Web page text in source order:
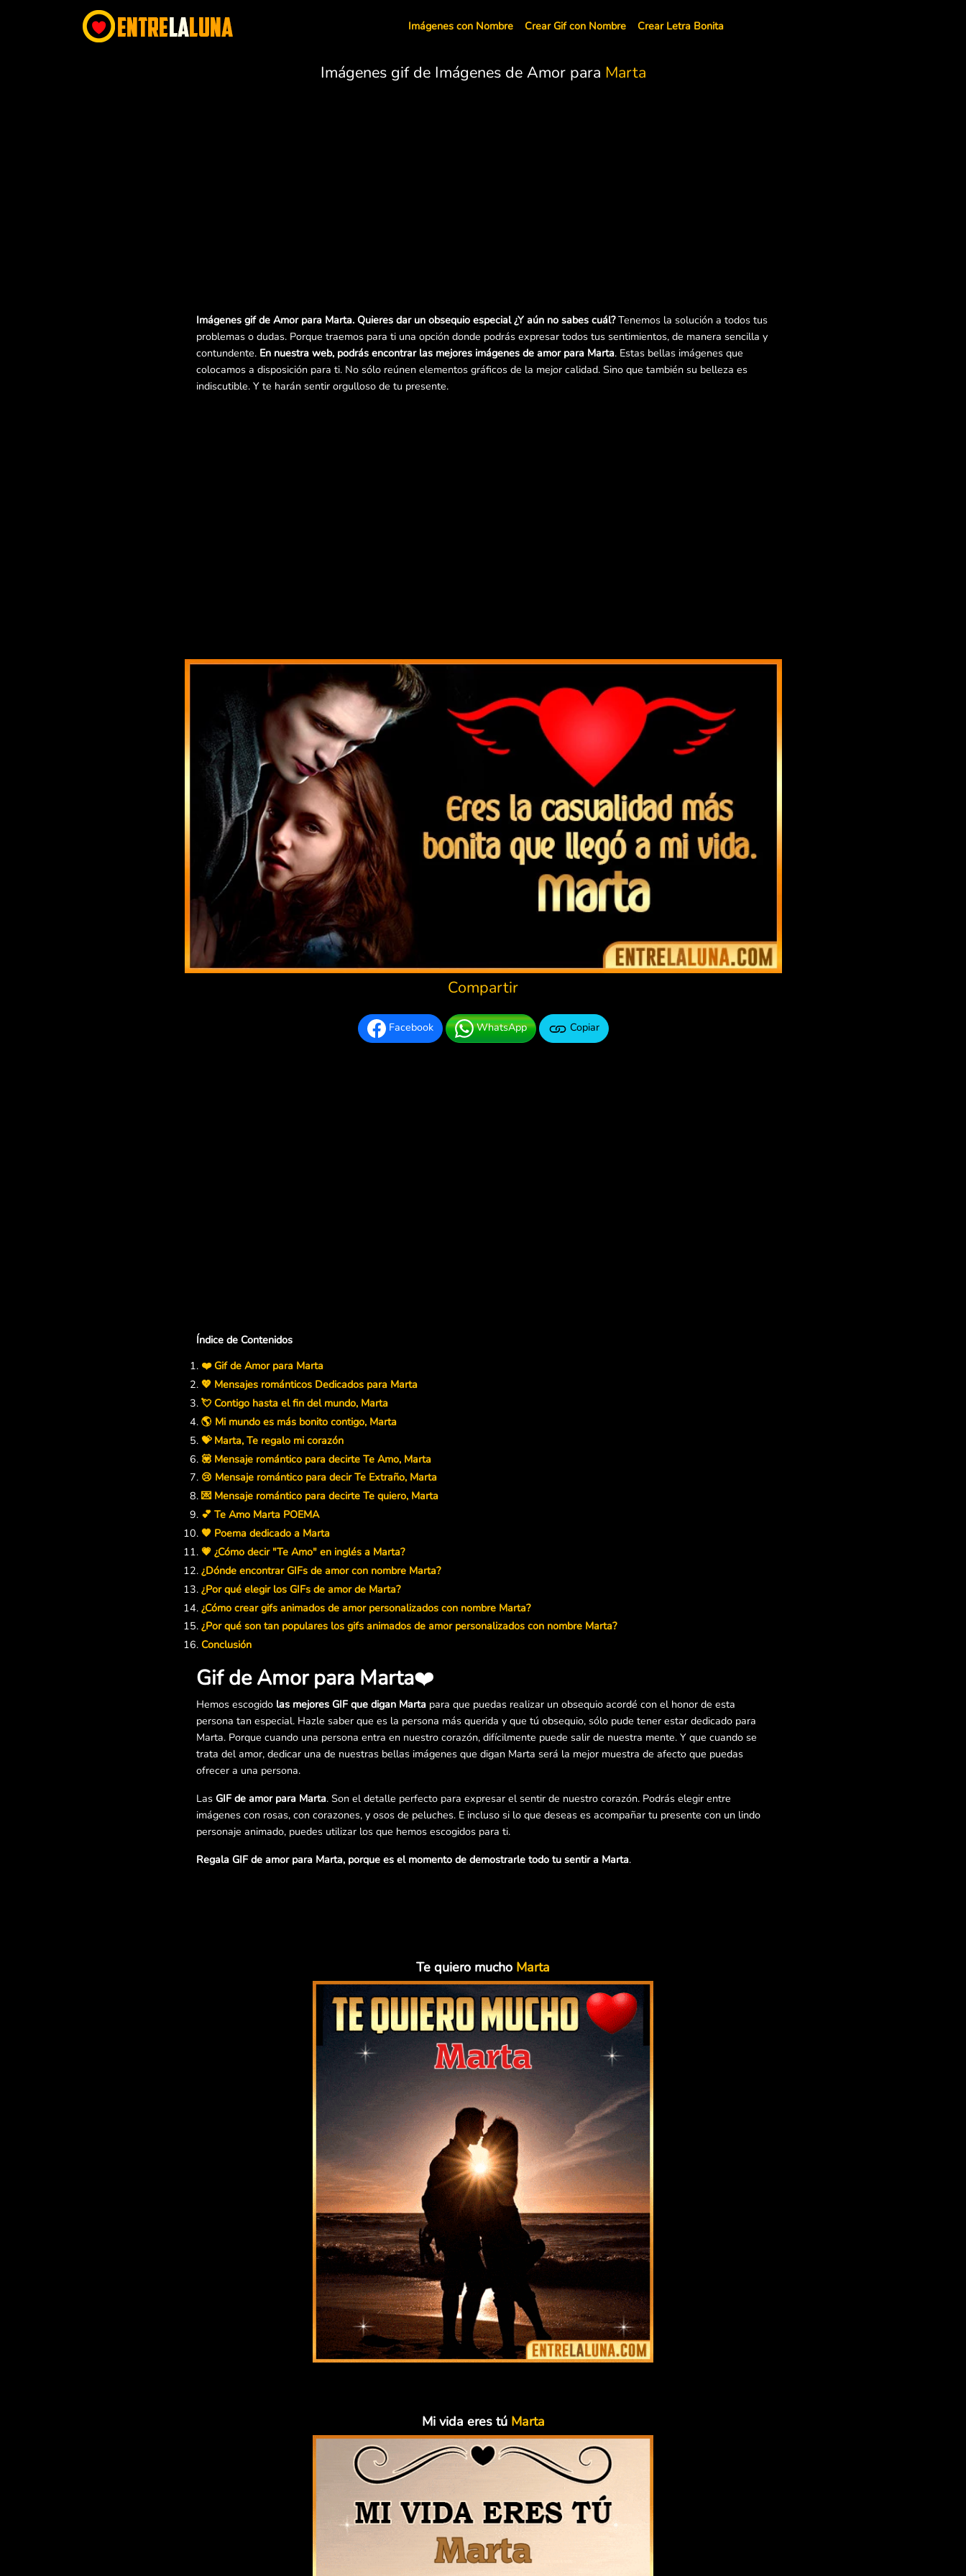
Imágenes con Nombre Crear Gif con Nombre Crear Letra Bonita
Imágenes gif de Imágenes de Amor para Marta
Imágenes gif de Amor para Marta. Quieres dar un obsequio especial ¿Y aún no sabes cuál?Tenemos la solución a todos tus
problemas o dudas. Porque traemos para ti una opción donde podrás expresar todos tus sentimientos, de manera sencilla y
contundente. En nuestra web, podrás encontrar las mejores imágenes de amor para Marta. Estas bellas imágenes que
colocamos a disposición para ti. No sólo reúnen elementos gráficos de la mejor calidad. Sino que también su belleza es
indiscutible. Y te harán sentir orgulloso de tu presente.
Compartir
Facebook WhatsApp Copiar
Índice de Contenidos
❤️ Gif de Amor para Marta
💖 Mensajes románticos Dedicados para Marta
💘 Contigo hasta el fin del mundo, Marta
🌎 Mi mundo es más bonito contigo, Marta
💝 Marta, Te regalo mi corazón
💟 Mensaje romántico para decirte Te Amo, Marta
😢 Mensaje romántico para decir Te Extraño, Marta
💌 Mensaje romántico para decirte Te quiero, Marta
💕 Te Amo Marta POEMA
🧡 Poema dedicado a Marta
💗 ¿Cómo decir "Te Amo" en inglés a Marta?
¿Dónde encontrar GIFs de amor con nombre Marta?
¿Por qué elegir los GIFs de amor de Marta?
¿Cómo crear gifs animados de amor personalizados con nombre Marta?
¿Por qué son tan populares los gifs animados de amor personalizados con nombre Marta?
Conclusión
Gif de Amor para Marta❤️
Hemos escogido las mejores GIF que digan Martapara que puedas realizar un obsequio acordé con el honor de esta
persona tan especial. Hazle saber que es la persona más querida y que tú obsequio, sólo pude tener estar dedicado para
Marta. Porque cuando una persona entra en nuestro corazón, difícilmente puede salir de nuestra mente. Y que cuando se
trata del amor, dedicar una de nuestras bellas imágenes que digan Marta será la mejor muestra de afecto que puedas
ofrecer a una persona.
Las GIF de amor para Marta. Son el detalle perfecto para expresar el sentir de nuestro corazón. Podrás elegir entre
imágenes con rosas, con corazones, y osos de peluches. E incluso si lo que deseas es acompañar tu presente con un lindo
personaje animado, puedes utilizar los que hemos escogidos para ti.
Regala GIF de amor para Marta, porque es el momento de demostrarle todo tu sentir a Marta.
Te quiero mucho Marta
Mi vida eres tú Marta